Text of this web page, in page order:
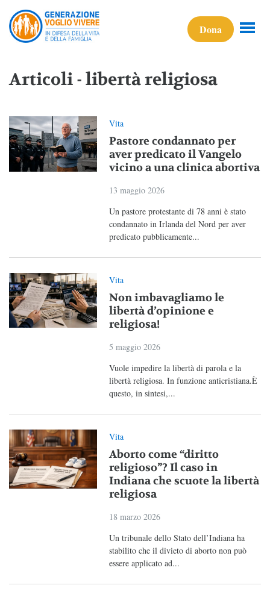
Dona
Articoli - libertà religiosa
Vita
Pastore condannato per
aver predicato il Vangelo
vicino a una clinica abortiva
13 maggio 2026
Un pastore protestante di 78 anni è stato
condannato in Irlanda del Nord per aver
predicato pubblicamente...
Vita
Non imbavagliamo le
libertà d’opinione e
religiosa!
5 maggio 2026
Vuole impedire la libertà di parola e la
libertà religiosa. In funzione anticristiana.È
questo, in sintesi,...
Vita
Aborto come “diritto
religioso”? Il caso in
Indiana che scuote la libertà
religiosa
18 marzo 2026
Un tribunale dello Stato dell’Indiana ha
stabilito che il divieto di aborto non può
essere applicato ad...